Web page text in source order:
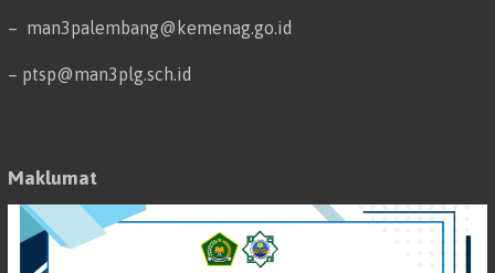
– man3palembang@kemenag.go.id
– ptsp@man3plg.sch.id
Maklumat